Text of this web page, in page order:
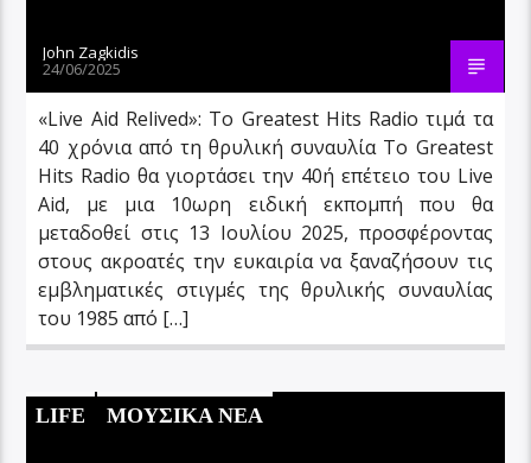
John Zagkidis
24/06/2025
«Live Aid Relived»: Το Greatest Hits Radio τιμά τα
40 χρόνια από τη θρυλική συναυλία Το Greatest
Hits Radio θα γιορτάσει την 40ή επέτειο του Live
Aid, με μια 10ωρη ειδική εκπομπή που θα
μεταδοθεί στις 13 Ιουλίου 2025, προσφέροντας
στους ακροατές την ευκαιρία να ξαναζήσουν τις
εμβληματικές στιγμές της θρυλικής συναυλίας
του 1985 από […]
LIFE ΜΟΥΣΙΚΑ ΝΕΑ